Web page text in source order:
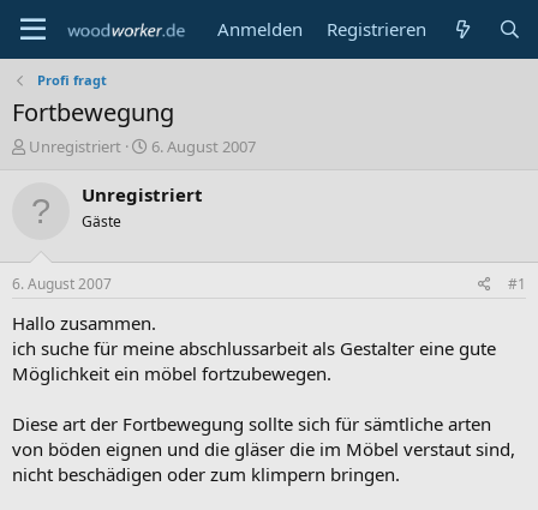
Anmelden Registrieren
Profi fragt
Fortbewegung
E
t
e
r
Unregistriert
E
s
m
6. August 2007
Unregistriert
Gäste
6. August 2007 #1
Hallo zusammen.
ich suche für meine abschlussarbeit als Gestalter eine gute
Möglichkeit ein möbel fortzubewegen.
Diese art der Fortbewegung sollte sich für sämtliche arten
von böden eignen und die gläser die im Möbel verstaut sind,
nicht beschädigen oder zum klimpern bringen.